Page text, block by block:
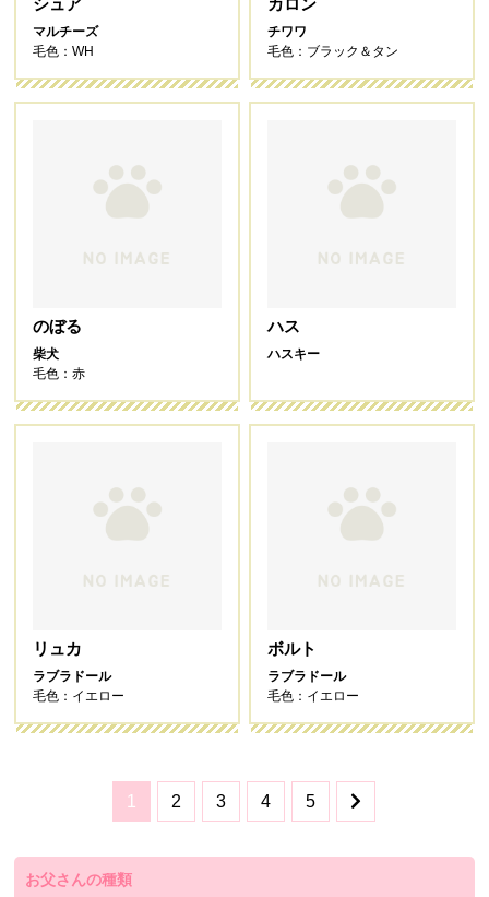
マルチーズ
毛色：WH
チワワ
毛色：ブラック＆タン
のぼる
柴犬
毛色：赤
ハス
ハスキー
リュカ
ラブラドール
毛色：イエロー
ボルト
ラブラドール
毛色：イエロー
1 2 3 4 5
お父さんの種類